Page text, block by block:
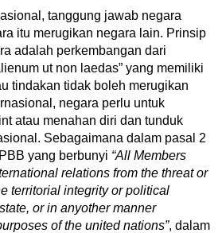
tanggung jawab negara
itu merugikan negara lain. Prinsip
adalah perkembangan dari
ut non laedas” yang memiliki
tindakan tidak boleh merugikan
negara perlu untuk
atau menahan diri dan tunduk
Sebagaimana dalam pasal 2
yang berbunyi “All Members
relations from the threat or
territorial integrity or political
or in anyother manner
of the united nations”, dalam